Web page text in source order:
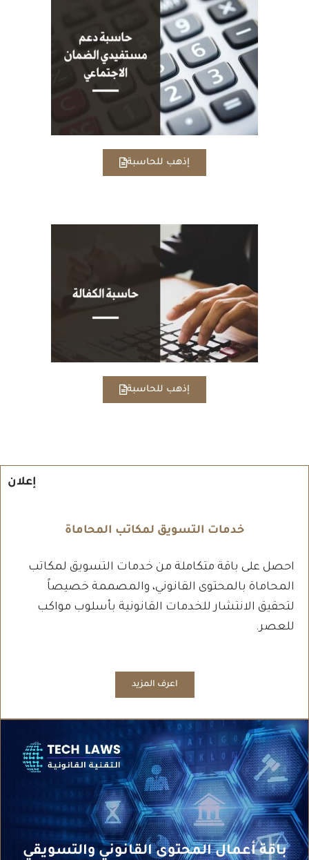
إذهب للحاسبة
إذهب للحاسبة
إعلان
خدمات التسويق لمكاتب المحاماة
احصل على باقة متكاملة من خدمات التسويق لمكاتب
المحاماة بالمحتوى القانوني، والمصممة خصيصاً
لتحقيق الانتشار للخدمات القانونية بأسلوب مواكب
للعصر.
اعرف المزيد
باقة أعمال المحتوى القانوني والتسويقي